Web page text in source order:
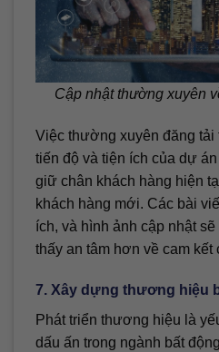
Cập nhật thường xuyên
Việc thường xuyên đăng tải
tiến độ và tiện ích của dự
giữ chân khách hàng hiện
khách hàng mới. Các bài
ích, và hình ảnh cập nhật
thấy an tâm hơn về cam kết
7. Xây dựng thương hiệu
Phát triển thương hiệu là
dấu ấn trong ngành bất